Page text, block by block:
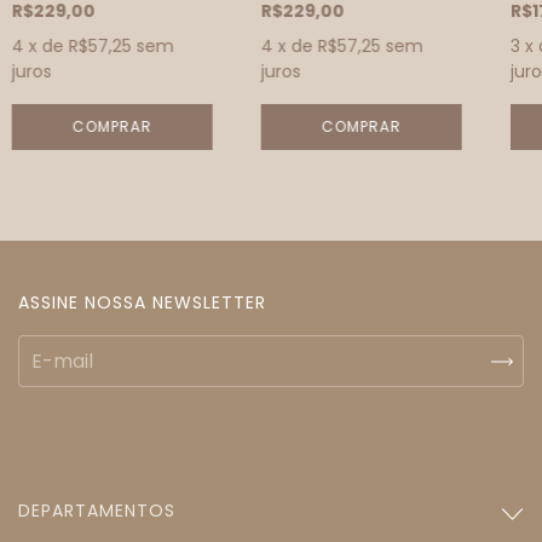
R$229,00
4 x de R$57,25 sem
juros
R$229,00
4 x de R$57,25 sem
juros
3 x
ASSINE NOSSA NEWSLETTER
DEPARTAMENTOS